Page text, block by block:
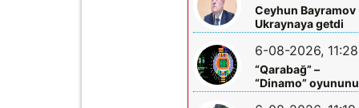
Ceyhun Bayramov
Ukraynaya getdi
6-08-2026, 11:28
“Qarabağ” –
“Dinamo”
biletləri satışa